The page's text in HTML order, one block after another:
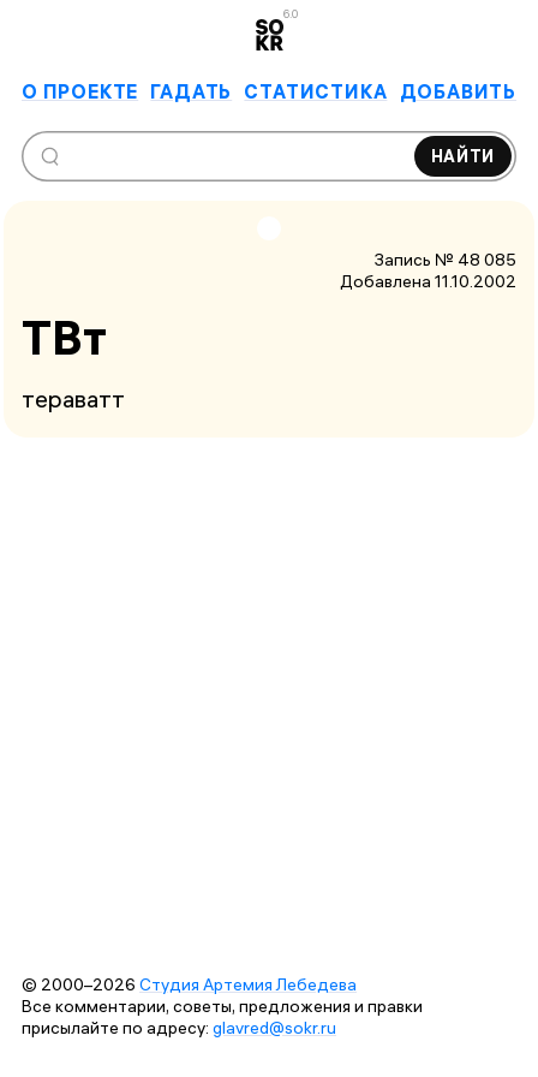
6.0
О ПРОЕКТЕ ГАДАТЬ СТАТИСТИКА ДОБАВИТЬ
НАЙТИ
Запись № 48 085
Добавлена 11.10.2002
ТВт
тераватт
© 2000–2026 Студия Артемия Лебедева
Все комментарии, советы, предложения и правки
присылайте по адресу: glavred@sokr.ru